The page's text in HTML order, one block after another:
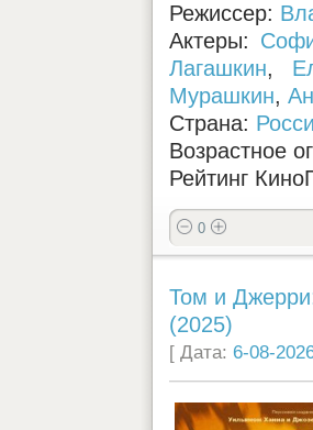
Режиссер:
Актеры:
Лагашкин,
Мурашкин,
Страна:
Возрастное
Рейтинг
0
Том и
(2025)
[ Дата: 6-08-